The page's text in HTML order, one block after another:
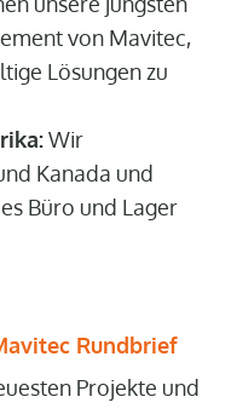
von Mavitec,
Lösungen zu
Wir
Kanada und
Büro und Lager
Rundbrief
Projekte und